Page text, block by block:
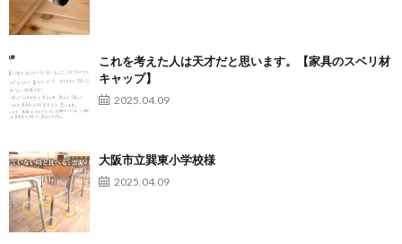
これを考えた人は天才だと思います。【家具のスベリ材
キャップ】
2025.04.09
大阪市立巽東小学校様
2025.04.09